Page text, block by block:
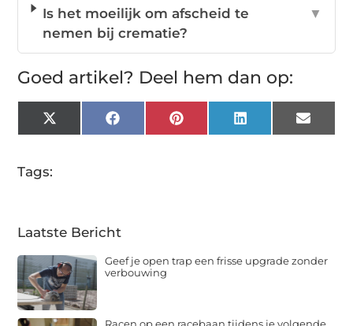
Is het moeilijk om afscheid te
nemen bij crematie?
▼
Goed artikel? Deel hem dan op:
X
(Twitter)
FacebookPinterestLinkedInEmail
Tags:
Laatste Bericht
Geef je open trap een frisse upgrade zonder
verbouwing